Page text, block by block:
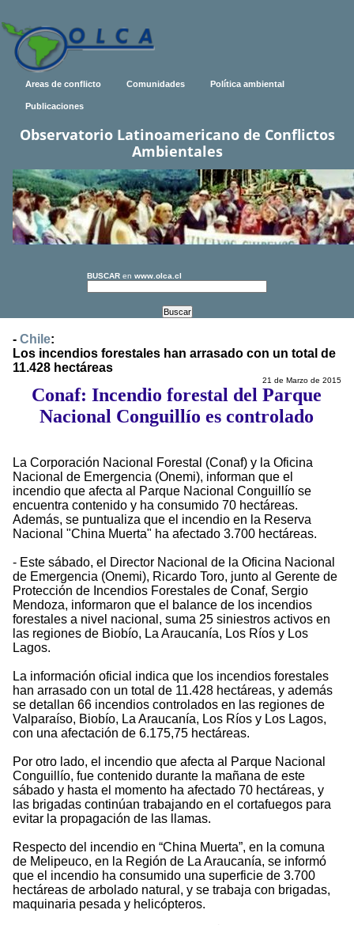
Areas de conflicto Comunidades Política ambiental
Publicaciones
Observatorio Latinoamericano de Conflictos
Ambientales
BUSCAR en www.olca.cl
- Chile:
Los incendios forestales han arrasado con un total de
11.428 hectáreas
21 de Marzo de 2015
Conaf: Incendio forestal del Parque
Nacional Conguillío es controlado
La Corporación Nacional Forestal (Conaf) y la Oficina
Nacional de Emergencia (Onemi), informan que el
incendio que afecta al Parque Nacional Conguillío se
encuentra contenido y ha consumido 70 hectáreas.
Además, se puntualiza que el incendio en la Reserva
Nacional "China Muerta" ha afectado 3.700 hectáreas.
- Este sábado, el Director Nacional de la Oficina Nacional
de Emergencia (Onemi), Ricardo Toro, junto al Gerente de
Protección de Incendios Forestales de Conaf, Sergio
Mendoza, informaron que el balance de los incendios
forestales a nivel nacional, suma 25 siniestros activos en
las regiones de Biobío, La Araucanía, Los Ríos y Los
Lagos.
La información oficial indica que los incendios forestales
han arrasado con un total de 11.428 hectáreas, y además
se detallan 66 incendios controlados en las regiones de
Valparaíso, Biobío, La Araucanía, Los Ríos y Los Lagos,
con una afectación de 6.175,75 hectáreas.
Por otro lado, el incendio que afecta al Parque Nacional
Conguillío, fue contenido durante la mañana de este
sábado y hasta el momento ha afectado 70 hectáreas, y
las brigadas continúan trabajando en el cortafuegos para
evitar la propagación de las llamas.
Respecto del incendio en “China Muerta”, en la comuna
de Melipeuco, en la Región de La Araucanía, se informó
que el incendio ha consumido una superficie de 3.700
hectáreas de arbolado natural, y se trabaja con brigadas,
maquinaria pesada y helicópteros.